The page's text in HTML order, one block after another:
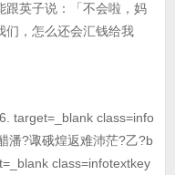
跟英子说：「不会啦，妈
们，怎么还会汇钱给我
target=_blank class=info
潘?诹硪煌返难沛茫?乙?b
class=infotextkey